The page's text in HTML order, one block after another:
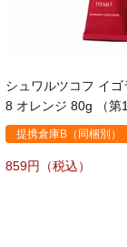
シュワルツコフ イ
8 オレンジ 80g （第
提携倉庫B（同梱別）
859